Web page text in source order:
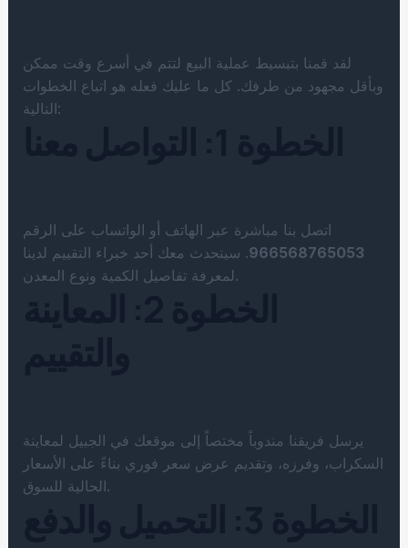
لقد قمنا بتبسيط عملية البيع لتتم في أسرع وقت ممكن
وبأقل مجهود من طرفك. كل ما عليك فعله هو اتباع الخطوات
التالية:
اتصل بنا مباشرة عبر الهاتف أو الواتساب على الرقم
966568765053. سيتحدث معك أحد خبراء التقييم لدينا
لمعرفة تفاصيل الكمية ونوع المعدن.
يرسل فريقنا مندوباً مختصاً إلى موقعك في الجبيل لمعاينة
السكراب، وفرزه، وتقديم عرض سعر فوري بناءً على الأسعار
الحالية للسوق.